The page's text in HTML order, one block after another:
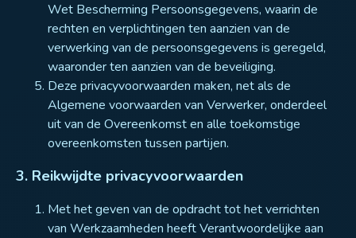
Wet Bescherming Persoonsgegevens, waarin de
rechten en verplichtingen ten aanzien van de
verwerking van de persoonsgegevens is geregeld,
waaronder ten aanzien van de beveiliging.
Deze privacyvoorwaarden maken, net als de
Algemene voorwaarden van Verwerker, onderdeel
uit van de Overeenkomst en alle toekomstige
overeenkomsten tussen partijen.
3. Reikwijdte privacyvoorwaarden
Met het geven van de opdracht tot het verrichten
van Werkzaamheden heeft Verantwoordelijke aan